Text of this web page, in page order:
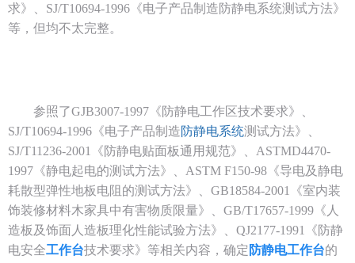
求》、 SJ/T10694-1996《电子产品制造防静电系统测试方法》
等，但均不太完整。
参照了GJB3007-1997《防静电工作区技术要求》、
SJ/T10694-1996《电子产品制造防静电系统测试方法》、
SJ/T11236-2001《防静电贴面板通用规范》、ASTMD4470-
1997《静电起电的测试方法》、ASTM F150-98《导电及静电
耗散型弹性地板电阻的测试方法》、GB18584-2001《室内装
饰装修材料木家具中有害物质限量》、GB/T17657-1999《人
造板及饰面人造板理化性能试验方法》、QJ2177-1991《防静
电安全工作台技术要求》等相关内容，确定 防静电工作台的